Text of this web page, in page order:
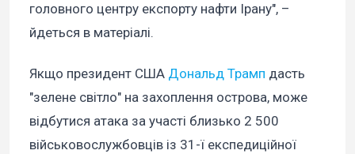
головного центру експорту нафти Ірану", –
йдеться в матеріалі.
Якщо президент США Дональд Трамп дасть
"зелене світло" на захоплення острова, може
відбутися атака за участі близько 2 500
військовослужбовців із 31-ї експедиційної